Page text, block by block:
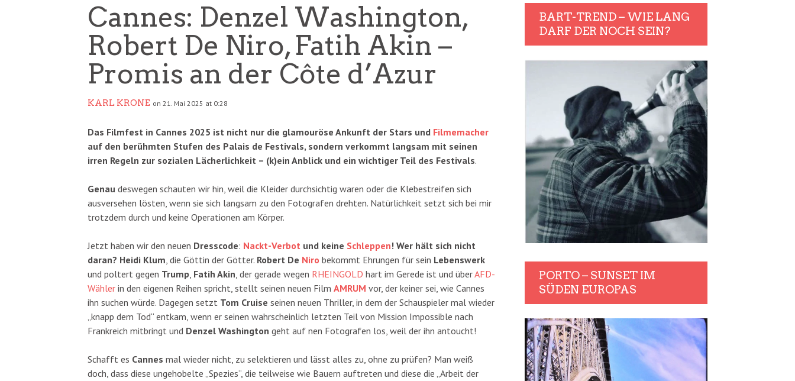
Cannes: Denzel Washington,
Robert De Niro, Fatih Akin –
Promis an der Côte d’Azur
KARL KRONE on 21. Mai 2025 at 0:28
Das Filmfest in Cannes 2025 ist nicht nur die glamouröse Ankunft der Stars und Filmemacher
auf den berühmten Stufen des Palais de Festivals, sondern verkommt langsam mit seinen
irren Regeln zur sozialen Lächerlichkeit – (k)ein Anblick und ein wichtiger Teil des Festivals.
Genau deswegen schauten wir hin, weil die Kleider durchsichtig waren oder die Klebestreifen sich
ausversehen lösten, wenn sie sich langsam zu den Fotografen drehten. Natürlichkeit setzt sich bei mir
trotzdem durch und keine Operationen am Körper.
Jetzt haben wir den neuen Dresscode: Nackt-Verbot und keine Schleppen! Wer hält sich nicht
daran? Heidi Klum, die Göttin der Götter. Robert De Niro bekommt Ehrungen für sein Lebenswerk
und poltert gegen Trump, Fatih Akin, der gerade wegen RHEINGOLD hart im Gerede ist und überAFD-
Wähler in den eigenen Reihen spricht, stellt seinen neuen Film AMRUM vor, der keiner sei, wie Cannes
ihn suchen würde. Dagegen setzt Tom Cruise seinen neuen Thriller, in dem der Schauspieler mal wieder
„knapp dem Tod“ entkam, wenn er seinen wahrscheinlich letzten Teil von Mission Impossible nach
Frankreich mitbringt und Denzel Washington geht auf nen Fotografen los, weil der ihn antoucht!
Schafft es Cannes mal wieder nicht, zu selektieren und lässt alles zu, ohne zu prüfen? Man weiß
doch, dass diese ungehobelte „Spezies“, die teilweise wie Bauern auftreten und diese die „Arbeit der
BART-TREND – WIE LANG
DARF DER NOCH SEIN?
PORTO – SUNSET IM
SÜDEN EUROPAS